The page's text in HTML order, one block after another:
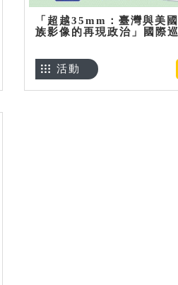
「超越35mm：臺灣與美
族影像的再現政治」國際
活動